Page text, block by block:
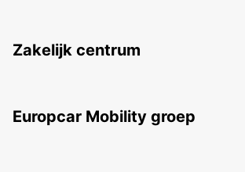
Zakelijk centrum
Europcar Mobility groep